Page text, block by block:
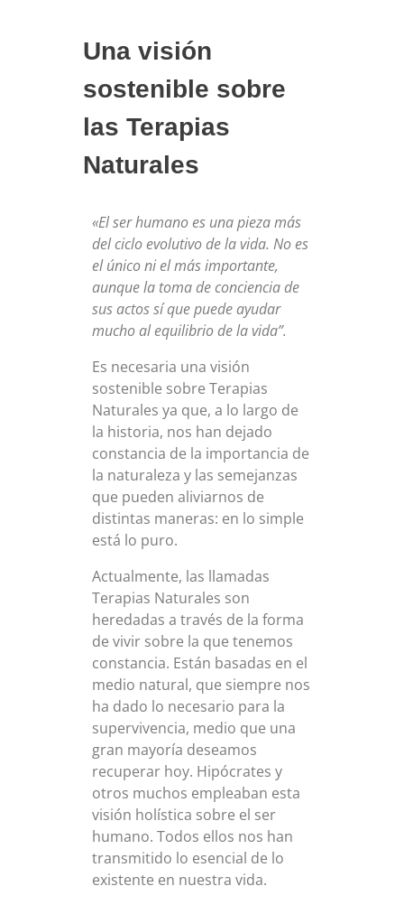
TERAPIAS
Terapia individual
Terapia de pareja
Terapia laboral: Coaching empresarial
Dietética y Fitoterapia: ¿Que alimentación forma parte de
tu salud?
Arteterapia
Terapia Online
WORKSHOPS
CONTACTO
Una visión
sostenible sobre
las Terapias
Naturales
«El ser humano es una pieza más
del ciclo evolutivo de lavida. No es
el único ni el más importante,
aunque la toma deconciencia de
sus actos sí que puede ayudar
mucho al equilibriode la vida”.
Es necesaria una visión
sostenible sobre Terapias
Naturales ya que, a lo largo de
la historia, nos han dejado
constancia de la importancia de
la naturaleza y las semejanzas
que pueden aliviarnos de
distintas maneras: en lo simple
está lo puro.
Actualmente, las llamadas
Terapias Naturales son
heredadas a través de la forma
de vivir sobre la que tenemos
constancia. Están basadas en el
medio natural, que siempre nos
ha dado lo necesario para la
supervivencia, medio que una
gran mayoría deseamos
recuperar hoy. Hipócrates y
otros muchos empleaban esta
visión holística sobre el ser
humano. Todos ellos nos han
transmitido lo esencial de lo
existente en nuestra vida.